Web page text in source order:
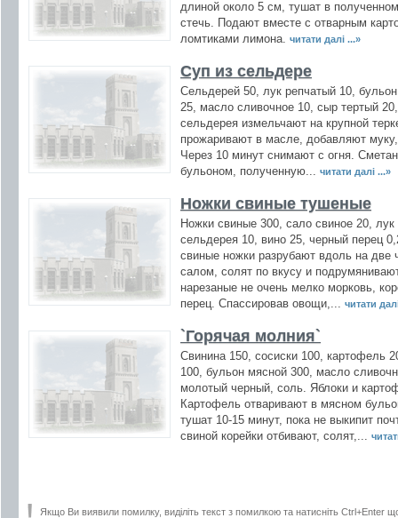
длиной около 5 см, тушат в
стечь. Подают вместе с отварным
ломтиками лимона.
читати далі ...»
Суп из сельдере
Сельдерей 50, лук репчатый 10,
25, масло сливочное 10, сыр тертый
сельдерея измельчают на крупной
прожаривают в масле, добавляют
Через 10 минут снимают с огня.
бульоном, полученную...
читати далі ...»
Ножки свиные тушеные
Ножки свиные 300, сало свиное 20,
сельдерея 10, вино 25, черный перец
свиные ножки разрубают вдоль на
салом, солят по вкусу и
нарезаные не очень мелко морковь,
перец. Спассировав овощи,...
читати
`Горячая молния`
Свинина 150, сосиски 100, картофель
100, бульон мясной 300, масло
молотый черный, соль. Яблоки и
Картофель отваривают в мясном
тушат 10-15 минут, пока не выкипит
свиной корейки отбивают, солят,...
Якщо Ви виявили помилку, виділіть текст з помилкою та натисніть Ctrl+Enter